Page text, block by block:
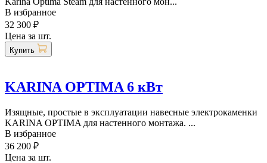
В избранное
32 300 ₽
Цена за шт.
Купить
KARINA OPTIMA 6 кВт
Изящные, простые в эксплуатации навесные электрокаменки
KARINA OPTIMA для настенного монтажа. ...
В избранное
36 200 ₽
Цена за шт.